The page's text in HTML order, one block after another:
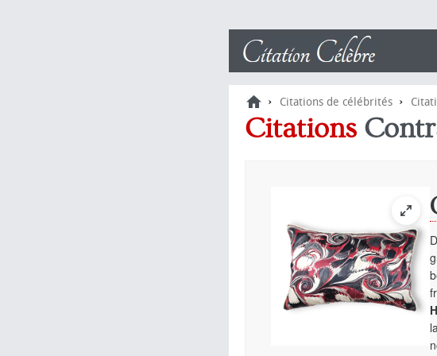
› Citations de célébrités ›
Citations